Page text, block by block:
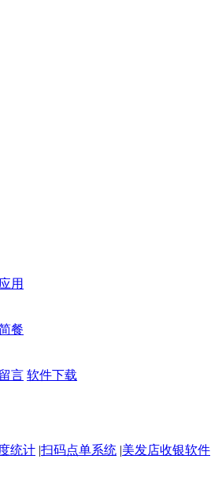
用
餐
言 软件下载
统计 |扫码点单系统 |美发店收银软件